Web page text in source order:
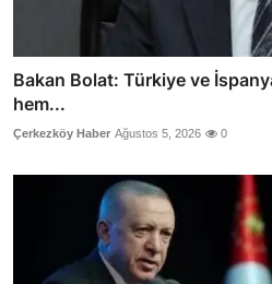
Bakan Bolat: Türkiye ve
hem...
Çerkezköy Haber Ağustos 5, 2026 0